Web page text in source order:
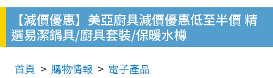
【減價優惠】美亞廚具減價優惠低至半價 精
選易潔鍋具/廚具套裝/保暖水樽
首頁 購物情報 電子產品